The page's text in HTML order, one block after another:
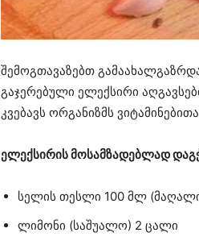
შემოგთავაზებთ
გაჯერებული ელექსირი
კვებავს ორგანიზმს
ელექსირის მოსამზადებლად
სელის თესლი 100 მლ (მაღალი
ლიმონი (საშუალო) 2 ცალი